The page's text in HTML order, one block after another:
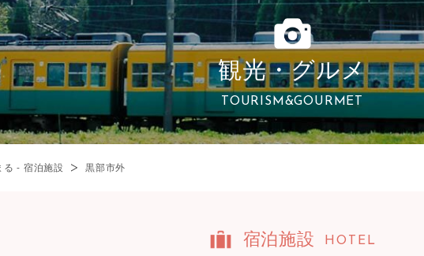
黒部ってどんなとこ？ フォトギャラリー
最新イベント情報 イベントカレンダー
観光・グルメ
黒部のみどころ
一覧
CATEGORY
観る・遊ぶ 食べる 買う・お土産
宿泊施設
イチオシ商品
観光・グルメ
TOURISM&GOURMET
る - 宿泊施設 黒部市外
宿泊施設 HOTEL